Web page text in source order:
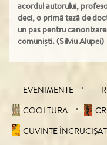
acordul autorului,
deci, o primă teză de
un pas pentru
comuniști. (Silviu Alupei)
EVENIMENTE
COOLTURA
CUVINTE